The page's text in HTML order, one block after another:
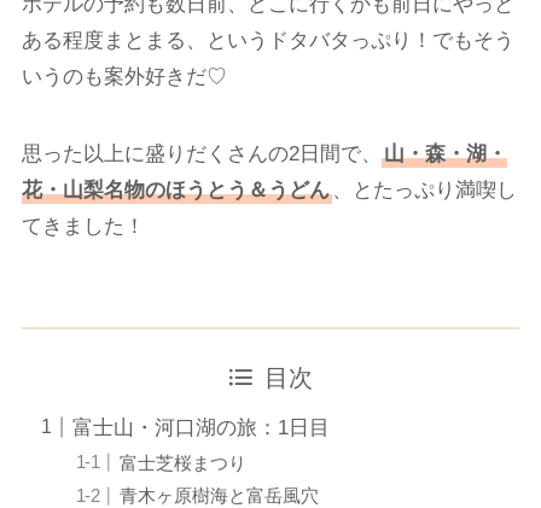
ある程度まとまる、というドタバタっぷり！でもそう
いうのも案外好きだ♡
思った以上に盛りだくさんの2日間で、
山・森・湖・
花・山梨名物のほうとう＆うどん、とたっぷり満喫し
てきました！
目次
富士山・河口湖の旅：1日目
富士芝桜まつり
青木ヶ原樹海と富岳風穴